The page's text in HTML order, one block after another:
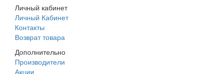
Личный кабинет
Личный Кабинет
Контакты
Возврат товара
Дополнительно
Производители
Акции